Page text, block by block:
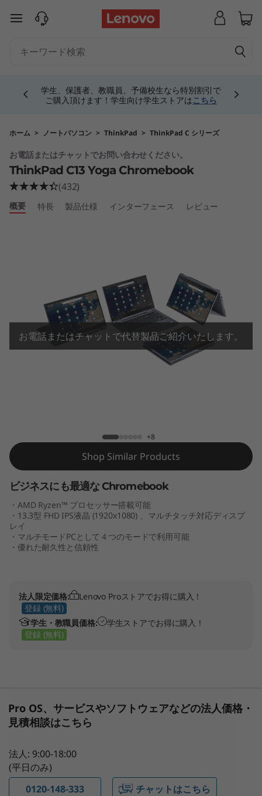
T
P
a
d
C
o
o
m
e
メインコンテンツにスキップする
学生、保護者、教職員、予備校生なら特別割引で
ご購入頂けます！学生向け学生ストアはこちら
ホーム > ノートパソコン > ThinkPad > ThinkPad C シリーズ
お電話またはチャットでお問い合わせください。
ThinkPad C13 Yoga Chromebook
(432)
概要 特長 製品仕様 インターフェース レビュー
お電話またはチャットで代替製品ご紹介いたします。
+8
Shop Similar Products
ビジネスにも最適な Chromebook
・AMD Ryzen™ プロセッサー搭載可能
・13.3型 FHD IPS液晶 (1920x1080) 、マルチタッチ対応ディスプ
レイ
・マルチモードPCとして４つのモードで利用可能
・優れた耐久性と信頼性
法人限定価格:
Lenovo Proストアでお得に購入！
登録 (無料)
学生・教職員価格:
学生ストアでお得に購入！
登録 (無料)
Pro OS、サービスやソフトウェアなどの法人価格・
見積相談はこちら
法人: 9:00-18:00
(平日のみ)
0120-148-333
チャットはこちら